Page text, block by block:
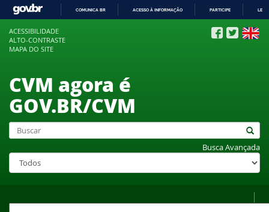
COMUNICA BR ACESSO À INFORMAÇÃO PARTICIPE
ACESSIBILIDADE
ALTO-CONTRASTE
MAPA DO SITE
CVM agora é
GOV.BR/CVM
Busca Avançada